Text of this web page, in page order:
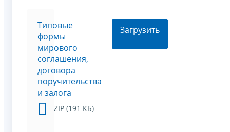
Типовые
формы
мирового
соглашения,
договора
поручительства
и залога
ZIP (191 КБ)
Загрузить